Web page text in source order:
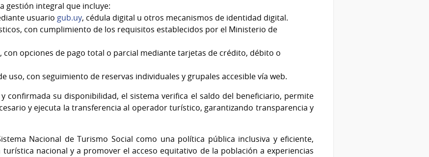
gestión integral que incluye:
usuario gub.uy, cédula digital u otros mecanismos de identidad digital.
con cumplimiento de los requisitos establecidos por el Ministerio de
con opciones de pago total o parcial mediante tarjetas de crédito, débito o
uso, con seguimiento de reservas individuales y grupales accesible vía web.
confirmada su disponibilidad, el sistema verifica el saldo del beneficiario, permite
y ejecuta la transferencia al operador turístico, garantizando transparencia y
Nacional de Turismo Social como una política pública inclusiva y eficiente,
nacional y a promover el acceso equitativo de la población a experiencias